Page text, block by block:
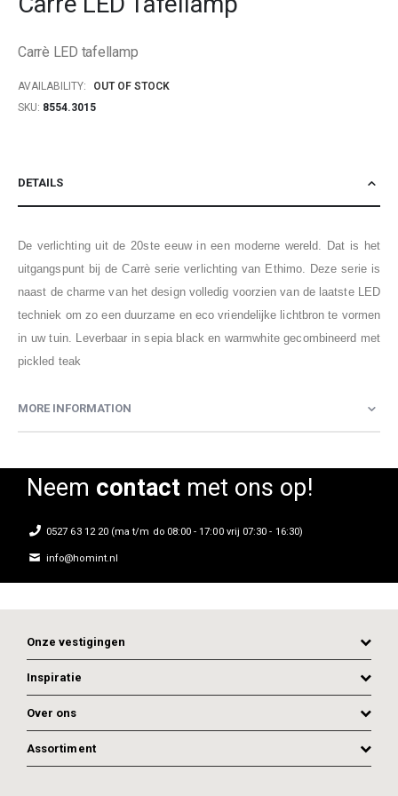
the
gallery
Carrè LED tafellamp
AVAILABILITY:
OUT OF STOCK
SKU 8554.3015
DETAILS
De verlichting uit de 20ste eeuw in een moderne wereld. Dat is het
uitgangspunt bij de Carrè serie verlichting van Ethimo. Deze serie is
naast de charme van het design volledig voorzien van de laatste LED
techniek om zo een duurzame en eco vriendelijke lichtbron te vormen
in uw tuin. Leverbaar in sepia black en warmwhite gecombineerd met
pickled teak
MORE INFORMATION
Neem contactmet ons op!
0527 63 12 20 (ma t/m do 08:00 - 17:00 vrij 07:30 - 16:30)
info@homint.nl
Onze vestigingen
Inspiratie
Over ons
Assortiment